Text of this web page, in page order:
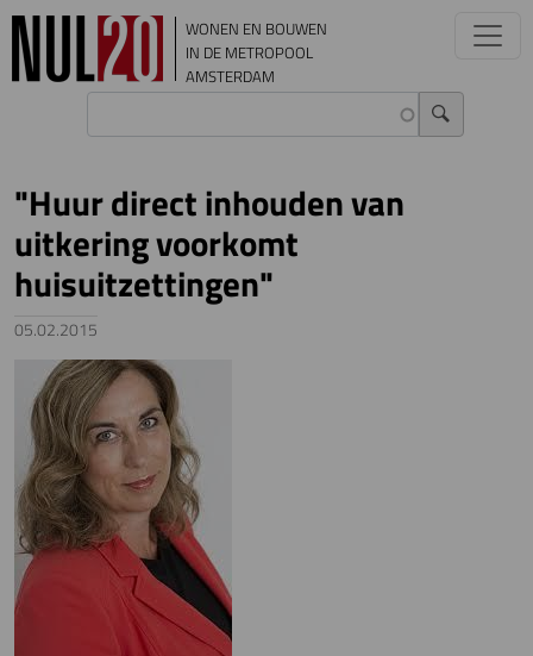
Overslaan en naar de inhoud gaan
WONEN EN BOUWEN
IN DE METROPOOL
AMSTERDAM
"Huur direct inhouden van
uitkering voorkomt
huisuitzettingen"
05.02.2015
Image